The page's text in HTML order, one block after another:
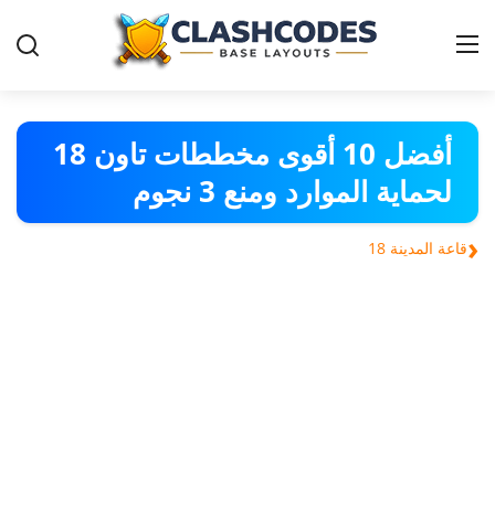
قواعد-كلاش-اوف-كلانس
العربية
أفضل 10 أقوى مخططات تاون 18
لحماية الموارد ومنع 3 نجوم
‹قاعة المدينة 18